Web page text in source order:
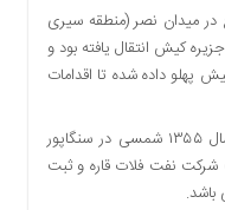
در میدان نصر (منطقه سیری
کیش انتقال یافته بود و
پهلو داده شده تا اقدامات
گفتنی است دکل دریایی حفاری الوند در سال ۱۳۵۵ شمسی در سنگاپور
نفت فلات قاره و ثبت